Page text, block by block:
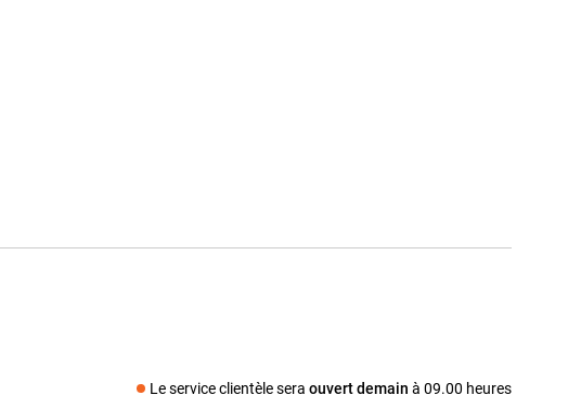
Le service clientèle sera ouvert demain à 09.00 heures
Média social